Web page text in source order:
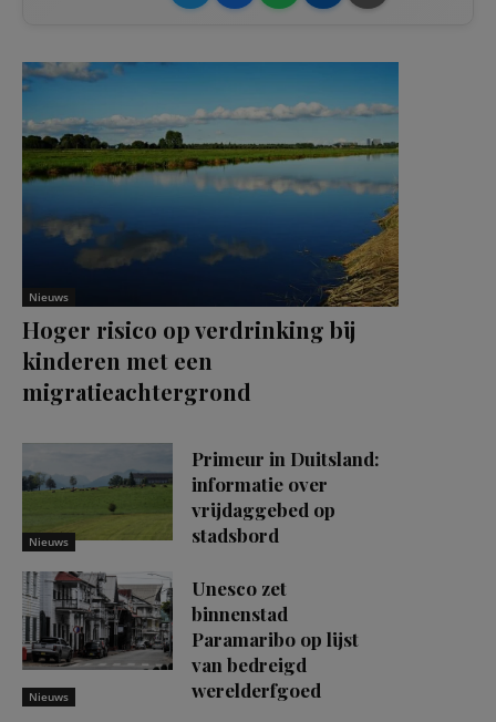
Nieuws
Hoger risico op verdrinking bij
kinderen met een
migratieachtergrond
Nieuws
Primeur in Duitsland:
informatie over
vrijdaggebed op
stadsbord
Nieuws
Unesco zet
binnenstad
Paramaribo op lijst
van bedreigd
werelderfgoed